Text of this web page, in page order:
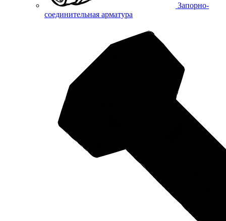
Запорно-
соединительная арматура